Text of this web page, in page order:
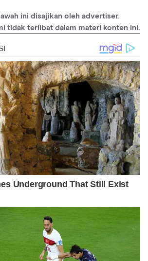
health/pregnancy/rib-
conditions/sore-ribs-pregnancy/
pregnancy/your-health/rib-
Download.aspx?
3.pdf
12421168/
articles/325411#causes-
ini disajikan oleh advertiser.
tidak terlibat dalam materi konten ini.